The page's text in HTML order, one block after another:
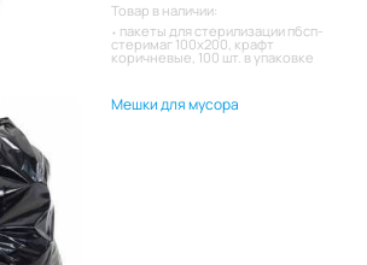
Товар в наличии:
пакеты для стерилизации пбсп-
стеримаг 100х200, крафт
коричневые, 100 шт. в упаковке
Мешки для мусора